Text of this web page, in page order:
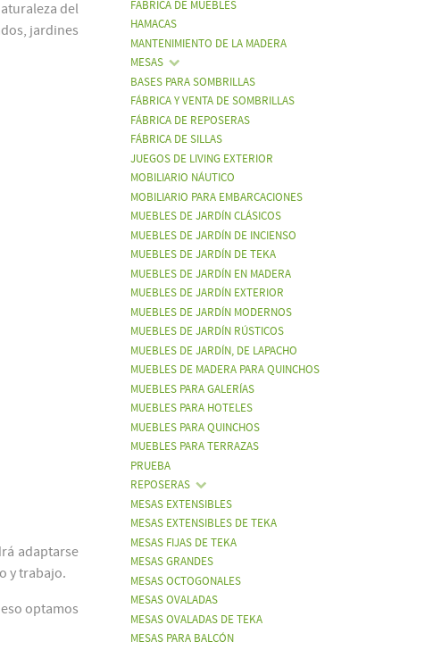
del
jardines
adaptarse
y trabajo.
optamos
FABRICA DE MUEBLES
HAMACAS
MANTENIMIENTO DE LA MADERA
MESAS
BASES PARA SOMBRILLAS
FÁBRICA Y VENTA DE SOMBRILLAS
FÁBRICA DE REPOSERAS
FÁBRICA DE SILLAS
JUEGOS DE LIVING EXTERIOR
MOBILIARIO NÁUTICO
MOBILIARIO PARA EMBARCACIONES
MUEBLES DE JARDÍN CLÁSICOS
MUEBLES DE JARDÍN DE INCIENSO
MUEBLES DE JARDÍN DE TEKA
MUEBLES DE JARDÍN EN MADERA
MUEBLES DE JARDÍN EXTERIOR
MUEBLES DE JARDÍN MODERNOS
MUEBLES DE JARDÍN RÚSTICOS
MUEBLES DE JARDÍN, DE LAPACHO
MUEBLES DE MADERA PARA QUINCHOS
MUEBLES PARA GALERÍAS
MUEBLES PARA HOTELES
MUEBLES PARA QUINCHOS
MUEBLES PARA TERRAZAS
PRUEBA
REPOSERAS
MESAS EXTENSIBLES
MESAS EXTENSIBLES DE TEKA
MESAS FIJAS DE TEKA
MESAS GRANDES
MESAS OCTOGONALES
MESAS OVALADAS
MESAS OVALADAS DE TEKA
MESAS PARA BALCÓN